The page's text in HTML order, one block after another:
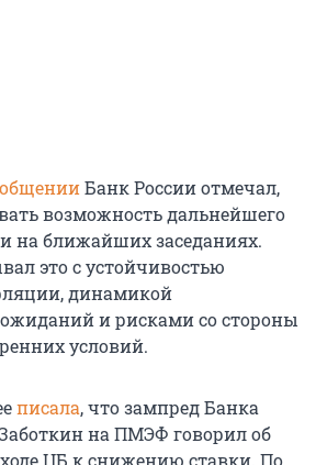
Банк России отмечал,
возможность дальнейшего
на ближайших заседаниях.
это с устойчивостью
динамикой
и рисками со стороны
условий.
писала, что зампред Банка
на ПМЭФ говорил об
ЦБ к снижению ставки. По